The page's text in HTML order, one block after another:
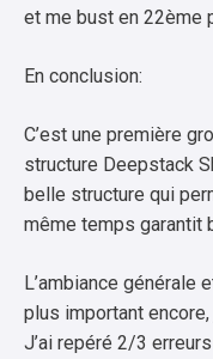
et me bust en 22ème
En conclusion:
C’est une première
structure Deepstack
belle structure qui
même temps garantit
L’ambiance générale
plus important encore,
J’ai repéré 2/3